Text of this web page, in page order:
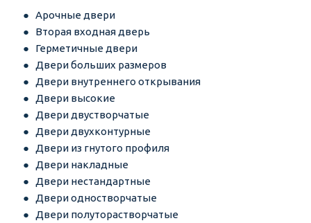
Арочные двери
Вторая входная дверь
Герметичные двери
Двери больших размеров
Двери внутреннего открывания
Двери высокие
Двери двустворчатые
Двери двухконтурные
Двери из гнутого профиля
Двери накладные
Двери нестандартные
Двери одностворчатые
Двери полуторастворчатые